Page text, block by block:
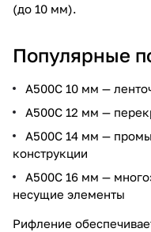
(до 10 мм).
Популярные
А500С 10 мм —
А500С 12 мм —
А500С 14 мм —
конструкции
А500С 16 мм —
несущие элементы
Рифление